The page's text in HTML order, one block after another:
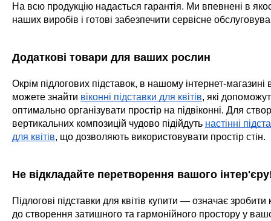
На всю продукцію надається гарантія. Ми впевнені в
наших виробів і готові забезпечити сервісне
Додаткові товари для ваших рослин
Окрім підлогових підставок, в нашому інтернет-магазині
можете знайти віконні підставки для квітів, які
оптимально організувати простір на підвіконні. Для
вертикальних композицій чудово підійдуть настінні
для квітів, що дозволяють використовувати простір стін.
Не відкладайте перетворення вашого
Підлогові підставки для квітів купити — означає зробити
до створення затишного та гармонійного простору у